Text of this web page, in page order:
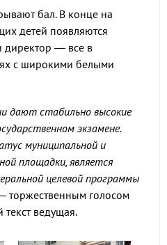
бал. В конце на
детей появляются
директор — все в
с широкими белыми
дают стабильно высокие
экзамене.
муниципальной и
площадки, является
целевой программы
торжественным голосом
текст ведущая.